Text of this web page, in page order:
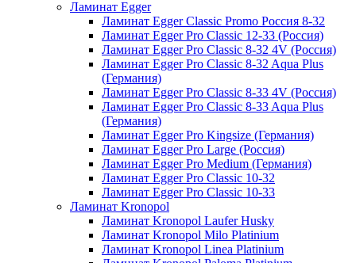
Ламинат Egger
Ламинат Egger Classic Promo Россия 8-32
Ламинат Egger Pro Classic 12-33 (Россия)
Ламинат Egger Pro Classic 8-32 4V (Россия)
Ламинат Egger Pro Classic 8-32 Aqua Plus
(Германия)
Ламинат Egger Pro Classic 8-33 4V (Россия)
Ламинат Egger Pro Classic 8-33 Aqua Plus
(Германия)
Ламинат Egger Pro Kingsize (Германия)
Ламинат Egger Pro Large (Россия)
Ламинат Egger Pro Medium (Германия)
Ламинат Egger Pro Classic 10-32
Ламинат Egger Pro Classic 10-33
Ламинат Kronopol
Ламинат Kronopol Laufer Husky
Ламинат Kronopol Milo Platinium
Ламинат Kronopol Linea Platinium